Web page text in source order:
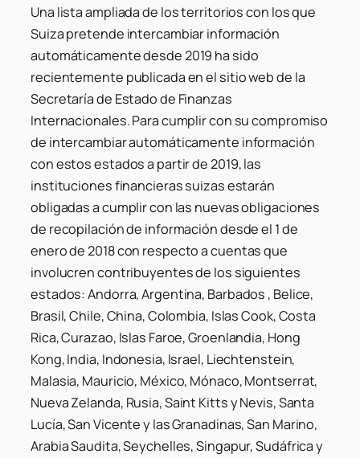
Una lista ampliada de los territorios con los que
Suiza pretende intercambiar información
automáticamente desde 2019 ha sido
recientemente publicada en el sitio web de la
Secretaría de Estado de Finanzas
Internacionales. Para cumplir con su compromiso
de intercambiar automáticamente información
con estos estados a partir de 2019, las
instituciones financieras suizas estarán
obligadas a cumplir con las nuevas obligaciones
de recopilación de información desde el 1 de
enero de 2018 con respecto a cuentas que
involucren contribuyentes de los siguientes
estados: Andorra, Argentina, Barbados , Belice,
Brasil, Chile, China, Colombia, Islas Cook, Costa
Rica, Curazao, Islas Faroe, Groenlandia, Hong
Kong, India, Indonesia, Israel, Liechtenstein,
Malasia, Mauricio, México, Mónaco, Montserrat,
Nueva Zelanda, Rusia, Saint Kitts y Nevis, Santa
Lucía, San Vicente y las Granadinas, San Marino,
Arabia Saudita, Seychelles, Singapur, Sudáfrica y